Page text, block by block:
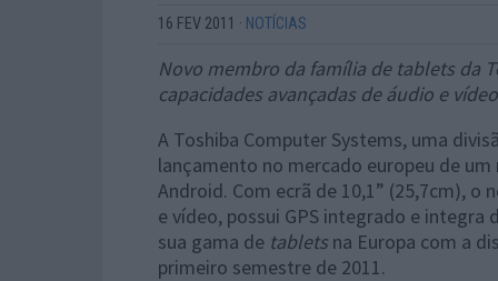
16 FEV 2011 · NOTÍCIAS
Novo membro da família de tablets da
capacidades avançadas de áudio e vídeo
A Toshiba Computer Systems, uma
lançamento no mercado europeu de
Android. Com ecrã de 10,1” (25,7cm), o
e vídeo, possui GPS integrado e integra
sua gama de tablets na Europa com a
primeiro semestre de 2011.